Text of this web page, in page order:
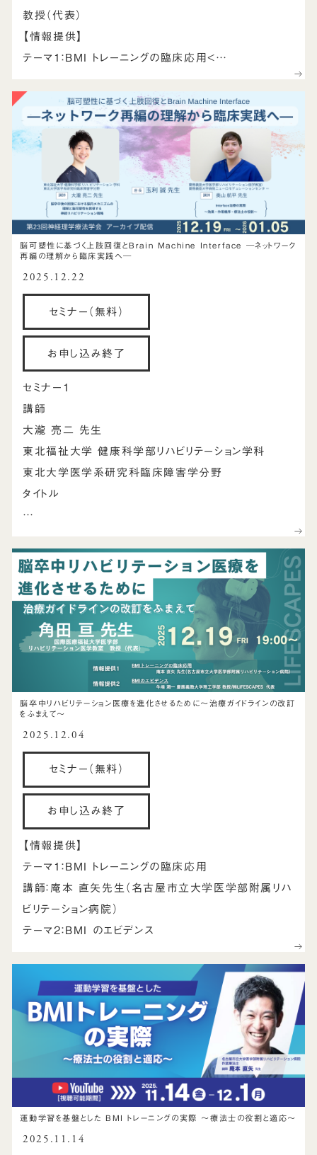
教授（代表）
【情報提供】
テーマ1：BMI トレーニングの臨床応用<…
脳可塑性に基づく上肢回復とBrain Machine Interface ―ネットワーク
再編の理解から臨床実践へ―
2025.12.22
セミナー（無料）
お申し込み終了
セミナー1
講師
大瀧 亮二 先生
東北福祉大学 健康科学部リハビリテーション学科
東北大学医学系研究科臨床障害学分野
タイトル
…
脳卒中リハビリテーション医療を進化させるために～治療ガイドラインの改訂
をふまえて～
2025.12.04
セミナー（無料）
お申し込み終了
【情報提供】
テーマ1：BMI トレーニングの臨床応用
講師：庵本 直矢先生（名古屋市立大学医学部附属リハ
ビリテーション病院）
テーマ2：BMI のエビデンス
運動学習を基盤とした BMI トレーニングの実際 ～療法士の役割と適応～
2025.11.14